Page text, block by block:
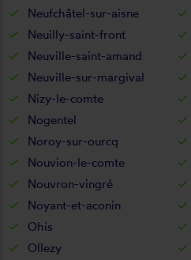
Neufchâtel-sur-aisne
Neuilly-saint-front
Neuville-saint-amand
Neuville-sur-margival
Nizy-le-comte
Nogentel
Noroy-sur-ourcq
Nouvion-le-comte
Nouvron-vingré
Noyant-et-aconin
Ohis
Ollezy